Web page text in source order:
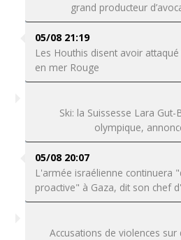
grand producteur
05/08 21:19
Les Houthis disent avoir
en mer Rouge
Ski: la Suissesse Lara
olympique,
05/08 20:07
L'armée israélienne continuera
proactive" à Gaza, dit son chef
Accusations de violences